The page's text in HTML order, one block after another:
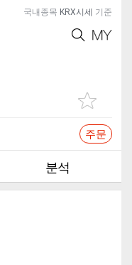
국내종목 KRX시세 기준
주문
분석